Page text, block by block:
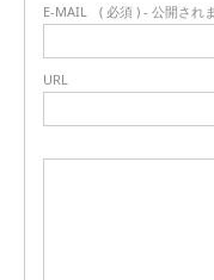
E-MAIL ( 必須 ) - 公開され
URL